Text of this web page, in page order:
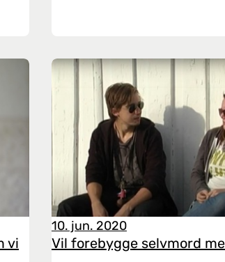
vi
10. jun. 2020
Vil forebygge selvmord